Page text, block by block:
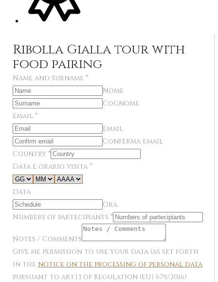
Ribolla Gialla tour with
food pairing
Name and Surname *
Nome
Cognome
Email *
Email
Conferma email
Country *
Data e orario visita *
Data
Ora
Numbers of partecipiants *
Notes / Comments
Give me permission to use your data (as set forth
in the notice on the processing of personal data
pursuant to art.13 of Regulation (EU) 679/2016)